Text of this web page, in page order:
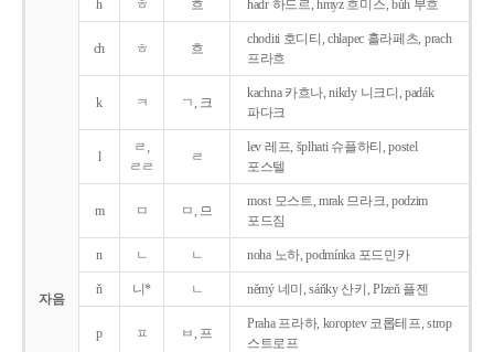
자음
h ㅎ 흐 hadr 하드르, hmyz 흐미스, bůh 부흐
ch ㅎ 흐
choditi 호디티, chlapec 흘라페츠, prach
프라흐
k ㅋ ㄱ, 크
kachna 카흐나, nikdy 니크디, padák
파다크
l
ㄹ,
ㄹㄹ
ㄹ
lev 레프, šplhati 슈플하티, postel
포스텔
m ㅁ ㅁ, 므
most 모스트, mrak 므라크, podzim
포드짐
n ㄴ ㄴ noha 노하, podmínka 포드민카
ň 니* ㄴ němý 네미, sáňky 산키, Plzeň 플젠
p ㅍ ㅂ, 프
Praha 프라하, koroptev 코롭테프, strop
스트로프